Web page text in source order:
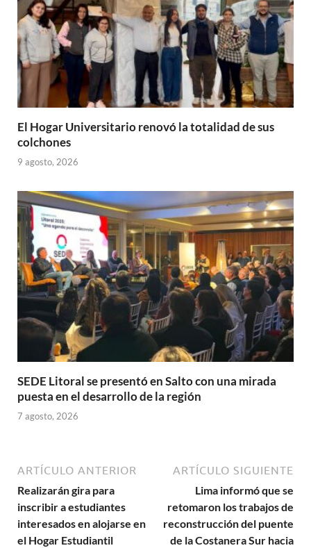
El Hogar Universitario renovó la totalidad de sus
colchones
9 agosto, 2026
SEDE Litoral se presentó en Salto con una mirada
puesta en el desarrollo de la región
7 agosto, 2026
ARTÍCULO ANTERIOR
Realizarán gira para
inscribir a estudiantes
interesados en alojarse en
el Hogar Estudiantil
ARTÍCULO SIGUIENTE
Lima informó que se
retomaron los trabajos de
reconstrucción del puente
de la Costanera Sur hacia